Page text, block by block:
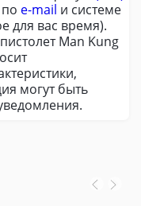
e-mail и системе
для вас время).
Man Kung
могут быть